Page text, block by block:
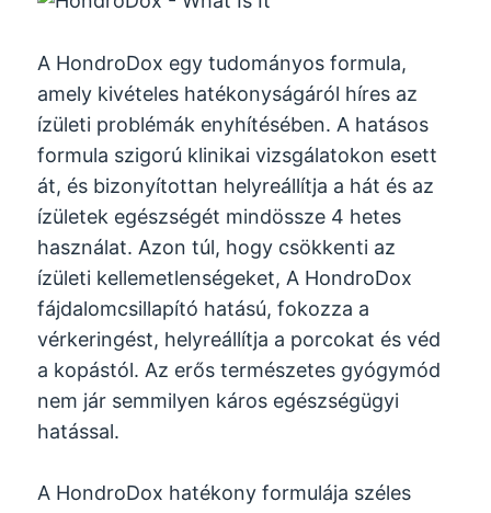
A HondroDox egy tudományos formula,
amely kivételes hatékonyságáról híres az
ízületi problémák enyhítésében. A hatásos
formula szigorú klinikai vizsgálatokon esett
át, és bizonyítottan helyreállítja a hát és az
ízületek egészségét mindössze 4 hetes
használat. Azon túl, hogy csökkenti az
ízületi kellemetlenségeket, A HondroDox
fájdalomcsillapító hatású, fokozza a
vérkeringést, helyreállítja a porcokat és véd
a kopástól. Az erős természetes gyógymód
nem jár semmilyen káros egészségügyi
hatással.
A HondroDox hatékony formulája széles